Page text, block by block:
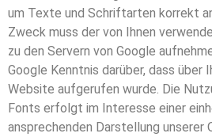
um Texte und Schriftarten korrekt
Zweck muss der von Ihnen
zu den Servern von Google
Google Kenntnis darüber, dass über
Website aufgerufen wurde. Die
Fonts erfolgt im Interesse einer
ansprechenden Darstellung unserer